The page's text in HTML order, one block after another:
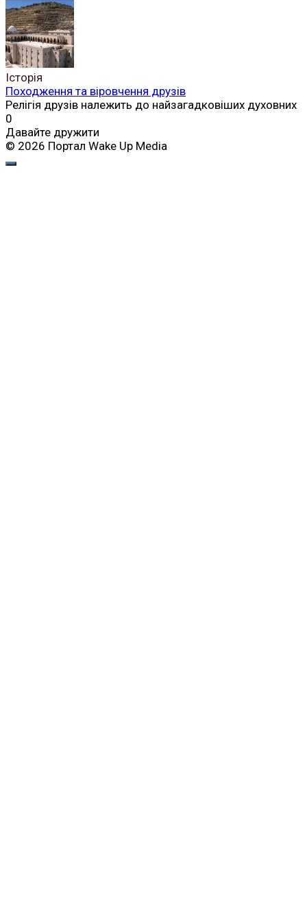
Історія
Походження та віровчення друзів
Релігія друзів належить до найзагадковіших духовних
0
Давайте дружити
© 2026 Портал Wake Up Media